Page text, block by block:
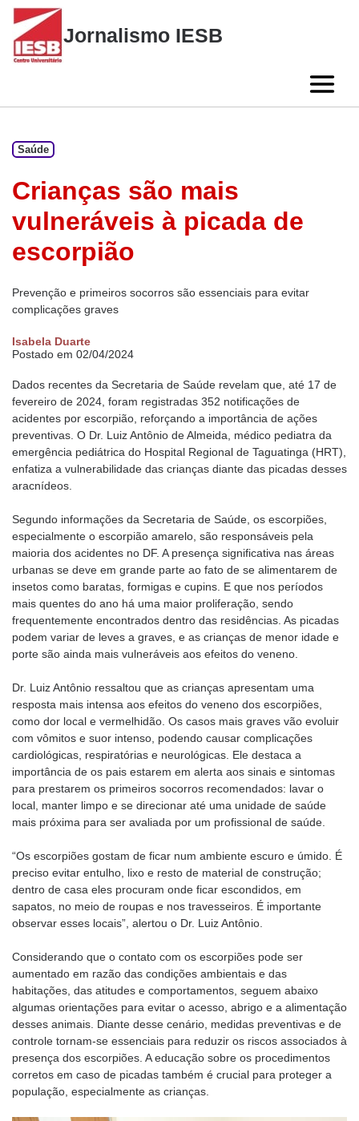
Skip
content
Jornalismo IESB
Saúde
Crianças são mais
vulneráveis à picada de
escorpião
Prevenção e primeiros socorros são essenciais para evitar
complicações graves
Isabela Duarte
Postado em 02/04/2024
Dados recentes da Secretaria de Saúde revelam que, até 17 de
fevereiro de 2024, foram registradas 352 notificações de
acidentes por escorpião, reforçando a importância de ações
preventivas. O Dr. Luiz Antônio de Almeida, médico pediatra da
emergência pediátrica do Hospital Regional de Taguatinga (HRT),
enfatiza a vulnerabilidade das crianças diante das picadas desses
aracnídeos.
Segundo informações da Secretaria de Saúde, os escorpiões,
especialmente o escorpião amarelo, são responsáveis pela
maioria dos acidentes no DF. A presença significativa nas áreas
urbanas se deve em grande parte ao fato de se alimentarem de
insetos como baratas, formigas e cupins. E que nos períodos
mais quentes do ano há uma maior proliferação, sendo
frequentemente encontrados dentro das residências. As picadas
podem variar de leves a graves, e as crianças de menor idade e
porte são ainda mais vulneráveis aos efeitos do veneno.
Dr. Luiz Antônio ressaltou que as crianças apresentam uma
resposta mais intensa aos efeitos do veneno dos escorpiões,
como dor local e vermelhidão. Os casos mais graves vão evoluir
com vômitos e suor intenso, podendo causar complicações
cardiológicas, respiratórias e neurológicas. Ele destaca a
importância de os pais estarem em alerta aos sinais e sintomas
para prestarem os primeiros socorros recomendados: lavar o
local, manter limpo e se direcionar até uma unidade de saúde
mais próxima para ser avaliada por um profissional de saúde.
“Os escorpiões gostam de ficar num ambiente escuro e úmido. É
preciso evitar entulho, lixo e resto de material de construção;
dentro de casa eles procuram onde ficar escondidos, em
sapatos, no meio de roupas e nos travesseiros. É importante
observar esses locais”, alertou o Dr. Luiz Antônio.
Considerando que o contato com os escorpiões pode ser
aumentado em razão das condições ambientais e das
habitações, das atitudes e comportamentos, seguem abaixo
algumas orientações para evitar o acesso, abrigo e a alimentação
desses animais. Diante desse cenário, medidas preventivas e de
controle tornam-se essenciais para reduzir os riscos associados à
presença dos escorpiões. A educação sobre os procedimentos
corretos em caso de picadas também é crucial para proteger a
população, especialmente as crianças.